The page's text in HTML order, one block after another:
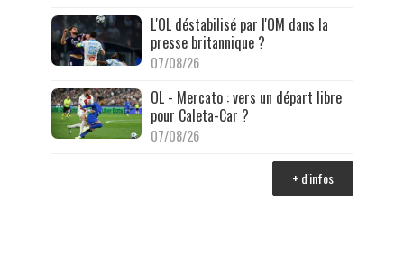
L'OL déstabilisé par l'OM dans la
presse britannique ?
07/08/26
OL - Mercato : vers un départ libre
pour Caleta-Car ?
07/08/26
+ d'infos